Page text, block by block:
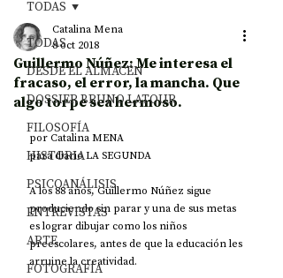
TODAS
DESDE EL ALMACÉN
DOSSIER BRUNO LATOUR
FILOSOFÍA
HISTORIA
PSICOANÁLISIS
ENTREVISTAS
ARTE
FOTOGRAFÍA
TODAS
Guillermo Núñez: Me interesa el
fracaso, el error, la mancha. Que
algo torpe sea hermoso.
Catalina Mena
8 oct 2018
por Catalina MENA
para diario LA SEGUNDA
A los 88 años, Guillermo Núñez sigue
produciendo sin parar y una de sus metas
es lograr dibujar como los niños
preescolares, antes de que la educación les
arruine la creatividad.